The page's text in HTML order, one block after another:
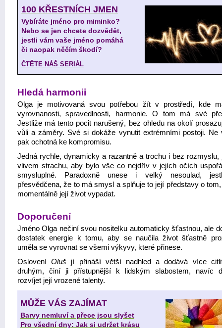
100 KŘESTNÍCH JMEN
Vybíráte jméno pro miminko?
Nebo se jen chcete dozvědět,
jestli vám vaše jméno pomáhá
či naopak něčím škodí?
ČTĚTE NÁŠ SERIÁL
Hledá harmonii
Olga je motivovaná svou potřebou žít v prostředí, kde
vyrovnanosti, spravedlnosti, harmonie. O tom má své
Jestliže má tento pocit narušený, bez ohledu na okolí
vůli a záměry. Své si dokáže vynutit extrémními postoji. Ne
pak ochotná ke kompromisu.
Jedná rychle, dynamicky a razantně a trochu i bez rozmyslu,
vlivem strachu, aby bylo vše co nejdřív v jejích očích
smysluplné. Paradoxně unese i velký nesoulad,
přesvědčena, že to má smysl a splňuje to její představy o
momentálně její život vypadat.
Doporučení
Jméno Olga nečiní svou nositelku automaticky šťastnou, ale
dostatek energie k tomu, aby se naučila život šťastně
uměla se vyrovnat se všemi výkyvy, které přinese.
OsloveníOluš jí přináší větší nadhled a dodává více
druhým, činí ji přístupnější k lidským slabostem, navíc
rozvíjet její vrozené talenty.
MŮŽE VÁS ZAJÍMAT
Barvy nemluví a přece jsou slyšet
Pro všední dny: Jak si udržet krásu